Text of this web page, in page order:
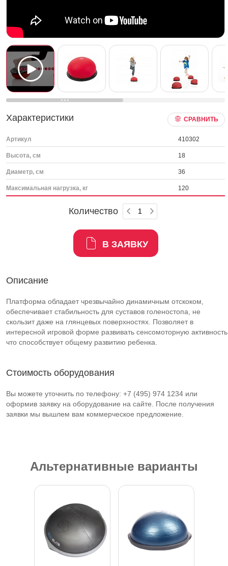
Характеристики СРАВНИТЬ
Артикул 410302
Высота, см 18
Диаметр, см 36
Максимальная нагрузка, кг 120
Количество
В ЗАЯВКУ
Описание
Платформа обладает чрезвычайно динамичным отскоком,
обеспечивает стабильность для суставов голеностопа, не
скользит даже на глянцевых поверхностях. Позволяет в
интересной игровой форме развивать сенсомоторную
что способствует общему развитию ребенка.
Стоимость оборудования
Вы можете уточнить по телефону: +7 (495) 974 1234 или
оформив заявку на оборудование на сайте. После получения
заявки мы вышлем вам коммерческое предложение.
Альтернативные варианты